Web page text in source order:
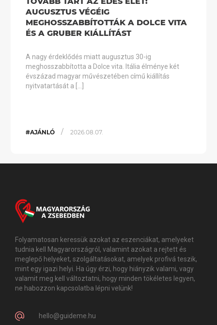
AUGUSZTUS VÉGÉIG
MEGHOSSZABBÍTOTTÁK A DOLCE VITA
ÉS A GRUBER KIÁLLÍTÁST
A nagy érdeklődés miatt augusztus 30-ig
meghosszabbította a Dolce vita. Itália élménye két
évszázad magyar művészetében című kiállítás
nyitvatartását a […]
#AJÁNLÓ / 2026.08.07.
Folyamatosan keressük azokat az eszenciákat, amelyeket
tudnia kell Magyarországról, valamint azokat a rejtett és
meglepő helyeket, szolgáltatásokat, amelyek profivá teszik,
mint egy igazi helyi. Ha úgy érzi, hogy hiányzik valami, vagy
valamit meg kell változtatni, hogy minden tökéletes legyen,
ne habozzon kapcsolatba lépni velünk!
hello@guideme.hu